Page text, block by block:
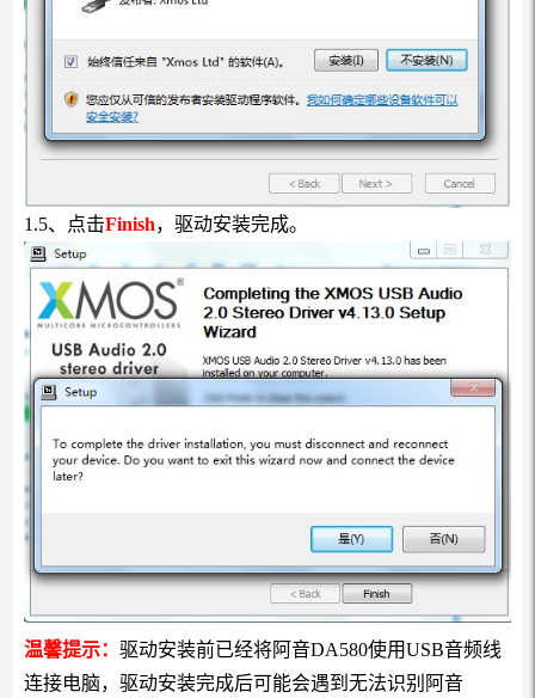
1.5、点击Finish，驱动安装完成。
温馨提示： 驱动安装前已经将阿音DA580使用USB音频线
连接电脑，驱动安装完成后可能会遇到无法识别阿音